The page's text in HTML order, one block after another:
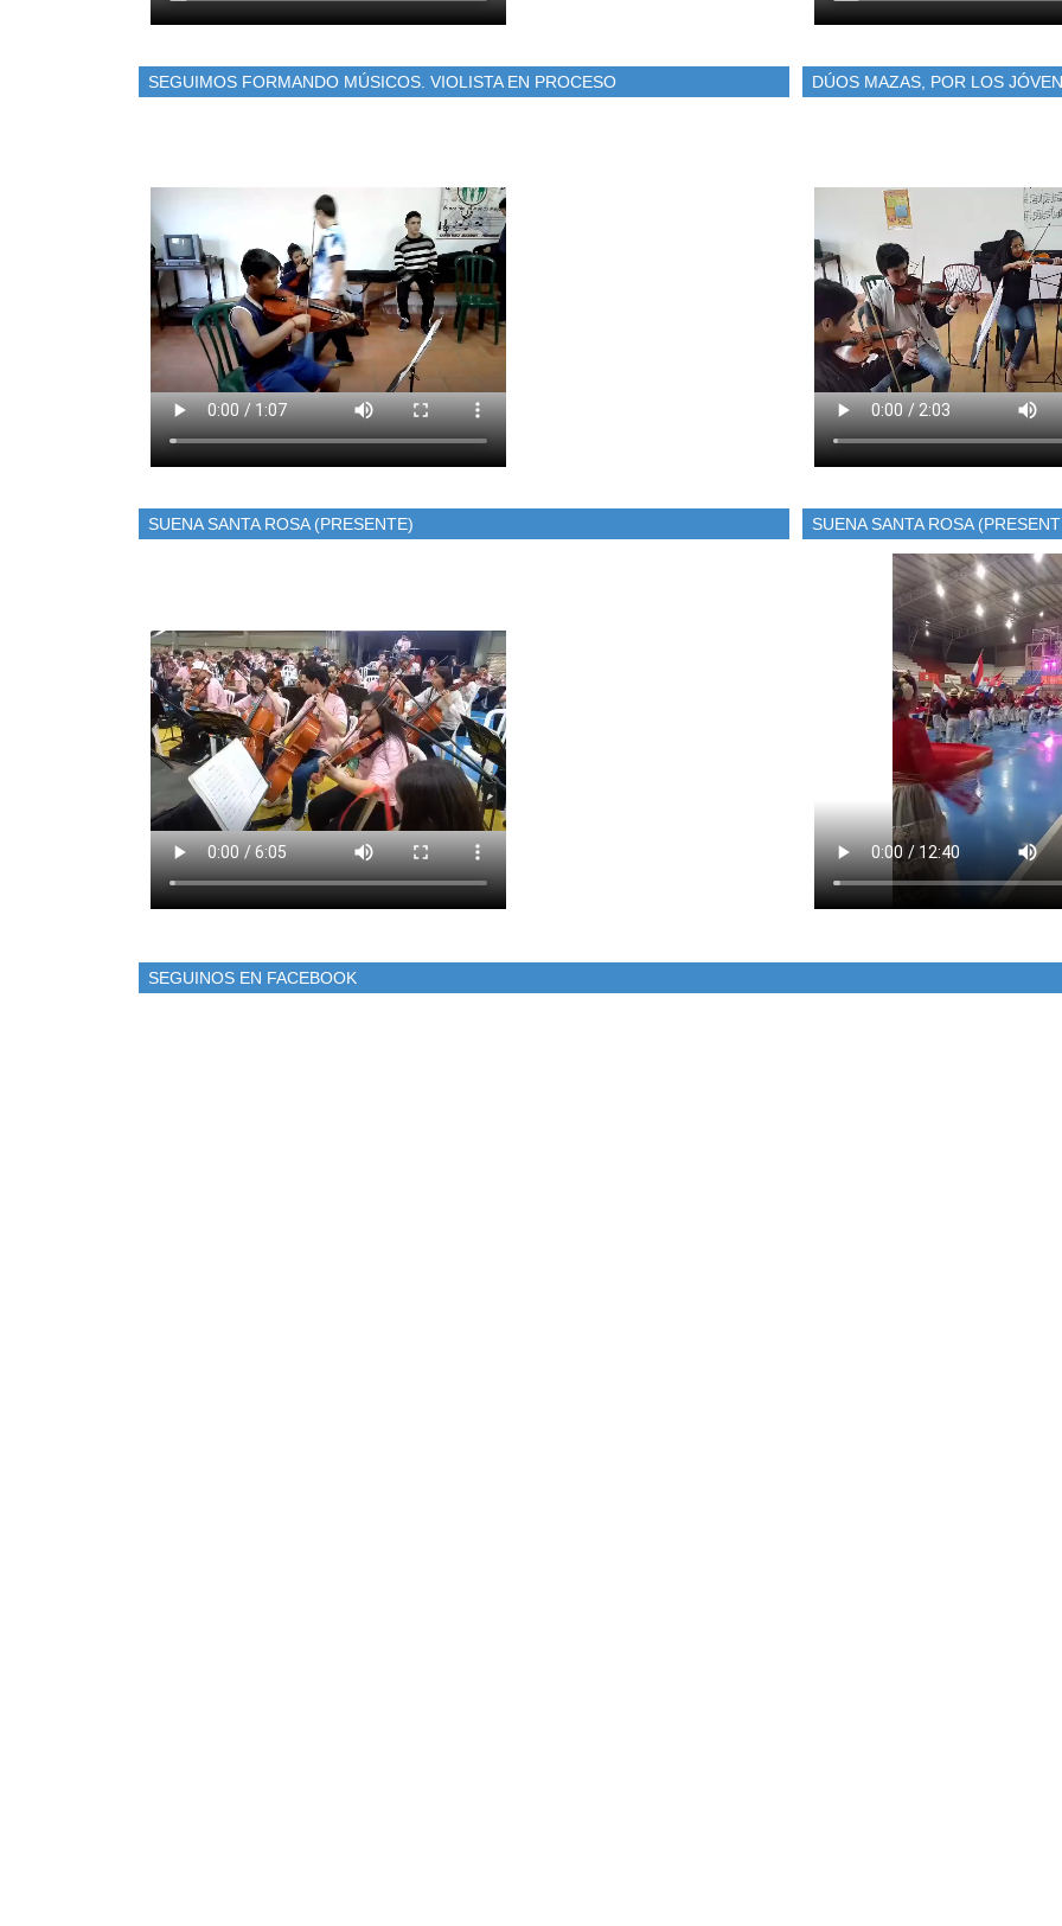
SEGUIMOS FORMANDO MÚSICOS. VIOLISTA EN PROCESO
SUENA SANTA ROSA (PRESENTE)
DÚOS MAZAS, POR LOS
SUENA SANTA ROSA
SEGUINOS EN FACEBOOK